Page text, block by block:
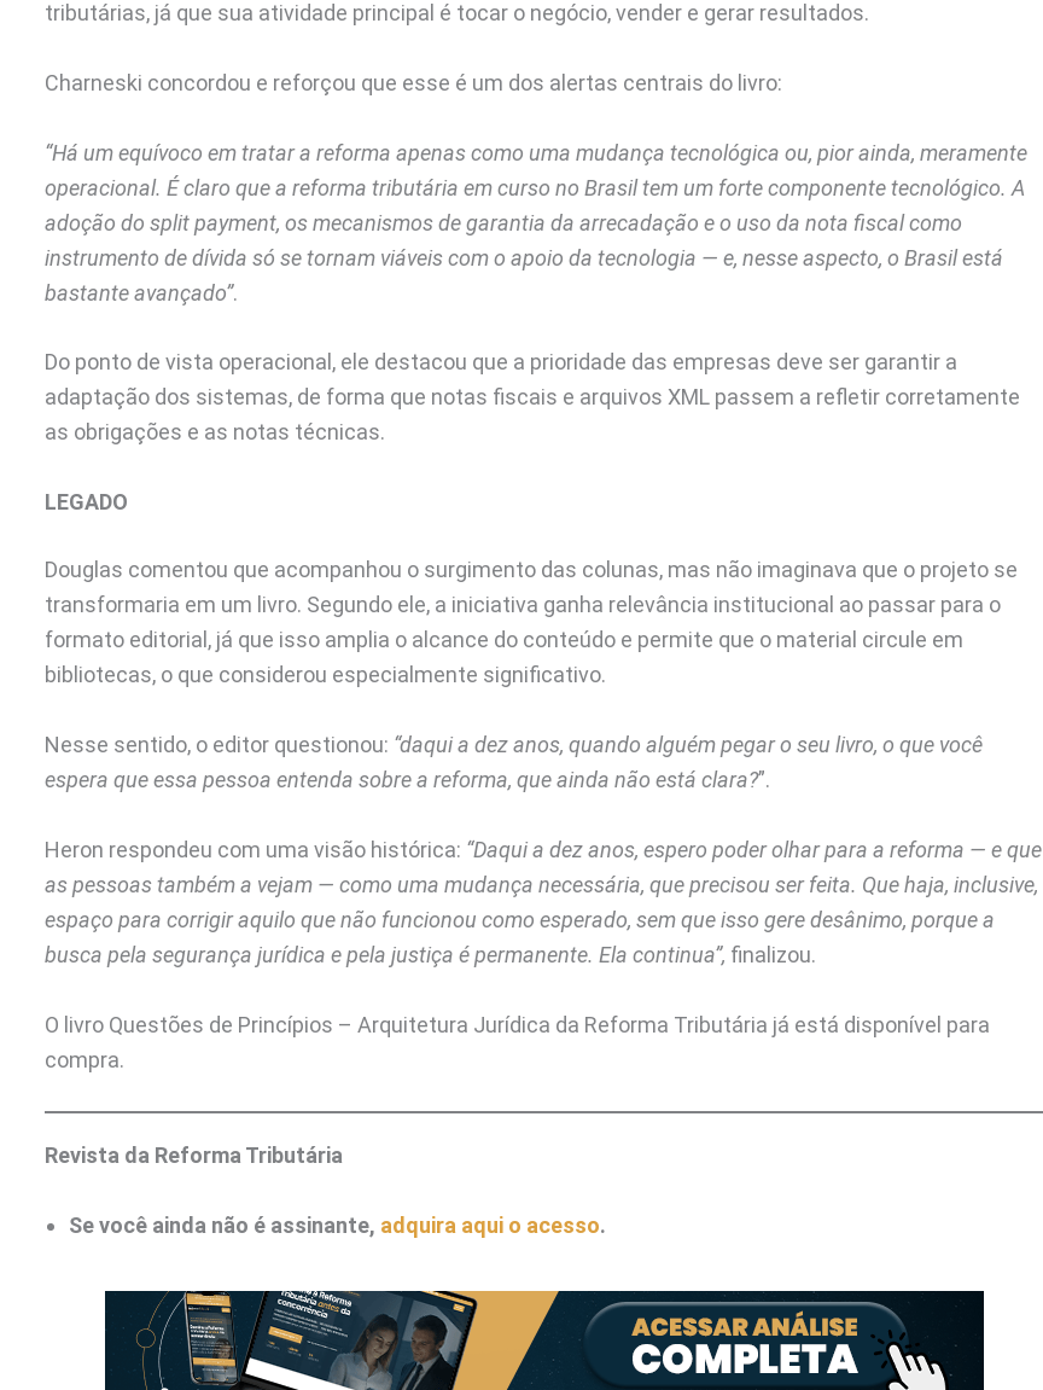
tributárias, já que sua atividade principal é tocar o negócio, vender e gerar resultados.
Charneski concordou e reforçou que esse é um dos alertas centrais do livro:
“Há um equívoco em tratar a reforma apenas como uma mudança tecnológica ou, pior ainda, meramente
operacional. É claro que a reforma tributária em curso no Brasil tem um forte componente tecnológico. A
adoção do split payment, os mecanismos de garantia da arrecadação e o uso da nota fiscal como
instrumento de dívida só se tornam viáveis com o apoio da tecnologia — e, nesse aspecto, o Brasil está
bastante avançado”.
Do ponto de vista operacional, ele destacou que a prioridade das empresas deve ser garantir a
adaptação dos sistemas, de forma que notas fiscais e arquivos XML passem a refletir corretamente
as obrigações e as notas técnicas.
LEGADO
Douglas comentou que acompanhou o surgimento das colunas, mas não imaginava que o projeto se
transformaria em um livro. Segundo ele, a iniciativa ganha relevância institucional ao passar para o
formato editorial, já que isso amplia o alcance do conteúdo e permite que o material circule em
bibliotecas, o que considerou especialmente significativo.
Nesse sentido, o editor questionou: “daqui a dez anos, quando alguém pegar o seu livro, o que você
espera que essa pessoa entenda sobre a reforma, que ainda não está clara?”.
Heron respondeu com uma visão histórica: “Daqui a dez anos, espero poder olhar para a reforma — e que
as pessoas também a vejam — como uma mudança necessária, que precisou ser feita. Que haja, inclusive,
espaço para corrigir aquilo que não funcionou como esperado, sem que isso gere desânimo, porque a
busca pela segurança jurídica e pela justiça é permanente. Ela continua”, finalizou.
O livro Questões de Princípios – Arquitetura Jurídica da Reforma Tributária já está disponível para
compra.
Revista da Reforma Tributária
Se você ainda não é assinante, adquira aqui o acesso.